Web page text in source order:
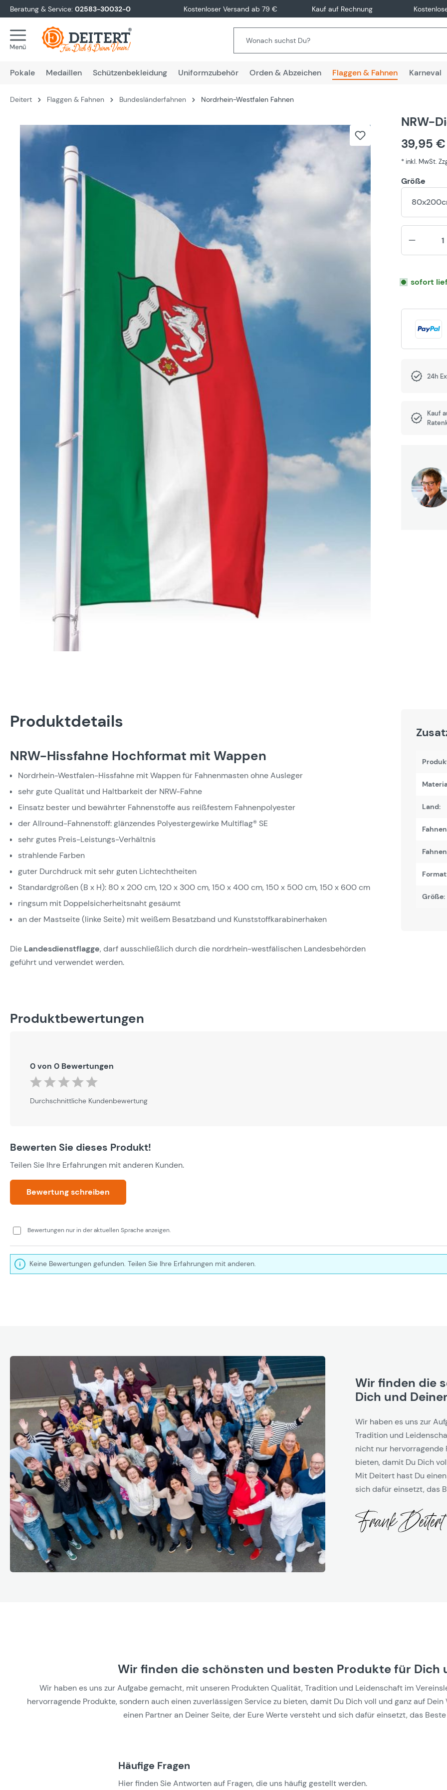
Zur Hauptnavigation springen
Beratung & Service: 02583-30032-0 Kostenloser Versand ab 79 € Kauf auf Rechnung
Pokale Medaillen Schützenbekleidung Uniformzubehör Orden & Abzeichen Flaggen & Fahnen Karneval
Deitert Flaggen & Fahnen Bundesländerfahnen Nordrhein-Westfalen Fahnen
NRW-
39,95 €
* inkl. MwSt.
Größe
sofort
24h
Kauf
Produktdetails
NRW-Hissfahne Hochformat mit Wappen
Nordrhein-Westfalen-Hissfahne mit Wappen für Fahnenmasten ohne Ausleger
sehr gute Qualität und Haltbarkeit der NRW-Fahne
Einsatz bester und bewährter Fahnenstoffe aus reißfestem Fahnenpolyester
der Allround-Fahnenstoff: glänzendes Polyestergewirke Multiflag® SE
sehr gutes Preis-Leistungs-Verhältnis
strahlende Farben
guter Durchdruck mit sehr guten Lichtechtheiten
Standardgrößen (B x H): 80 x 200 cm, 120 x 300 cm, 150 x 400 cm, 150 x 500 cm, 150 x 600 cm
ringsum mit Doppelsicherheitsnaht gesäumt
an der Mastseite (linke Seite) mit weißem Besatzband und Kunststoffkarabinerhaken
Die Landesdienstflagge, darf ausschließlich durch die nordrhein-westfälischen Landesbehörden
geführt und verwendet werden.
Land:
Größe:
Produktbewertungen
0 von 0 Bewertungen
Durchschnittliche Bewertung von 0 von 5 Sternen
Durchschnittliche Kundenbewertung
Bewerten Sie dieses Produkt!
Teilen Sie Ihre Erfahrungen mit anderen Kunden.
Bewertung schreiben
Bewertungen nur in der aktuellen Sprache anzeigen.
Keine Bewertungen gefunden. Teilen Sie Ihre Erfahrungen mit anderen.
Wir finden die
Dich und
Wir haben es uns zur
Tradition und
nicht nur hervorragende
bieten, damit Du Dich
Mit Deitert hast Du
sich dafür einsetzt, das
Wir finden die schönsten und besten Produkte für Dich
Wir haben es uns zur Aufgabe gemacht, mit unseren Produkten Qualität, Tradition und Leidenschaft im
hervorragende Produkte, sondern auch einen zuverlässigen Service zu bieten, damit Du Dich voll und ganz auf
einen Partner an Deiner Seite, der Eure Werte versteht und sich dafür einsetzt, das
Häufige Fragen
Hier finden Sie Antworten auf Fragen, die uns häufig gestellt werden.